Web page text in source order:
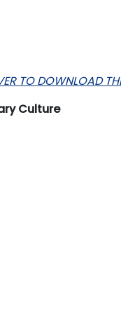
TO DOWNLOAD
Culture